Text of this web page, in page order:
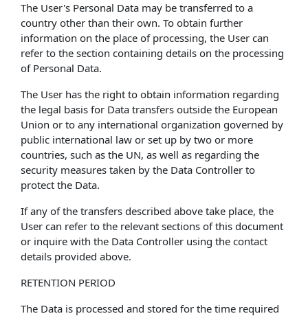
The User's Personal Data may be transferred to a
country other than their own. To obtain further
information on the place of processing, the User can
refer to the section containing details on the processing
of Personal Data.
The User has the right to obtain information regarding
the legal basis for Data transfers outside the European
Union or to any international organization governed by
public international law or set up by two or more
countries, such as the UN, as well as regarding the
security measures taken by the Data Controller to
protect the Data.
If any of the transfers described above take place, the
User can refer to the relevant sections of this document
or inquire with the Data Controller using the contact
details provided above.
RETENTION PERIOD
The Data is processed and stored for the time required